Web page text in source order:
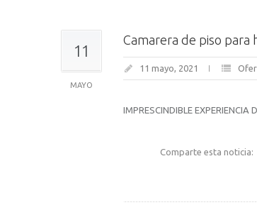
11
MAYO
Camarera de piso para
11 mayo, 2021
IMPRESCINDIBLE
Comparte esta noticia: